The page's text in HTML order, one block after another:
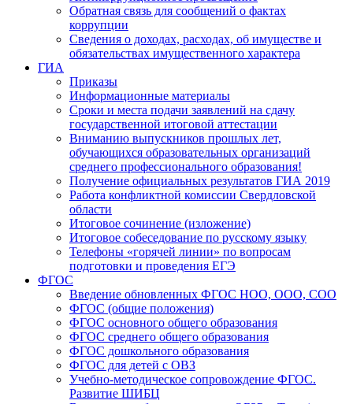
Обратная связь для сообщений о фактах
коррупции
Сведения о доходах, расходах, об имуществе и
обязательствах имущественного характера
ГИА
Приказы
Информационные материалы
Сроки и места подачи заявлений на сдачу
государственной итоговой аттестации
Вниманию выпускников прошлых лет,
обучающихся образовательных организаций
среднего профессионального образования!
Получение официальных результатов ГИА 2019
Работа конфликтной комиссии Свердловской
области
Итоговое сочинение (изложение)
Итоговое собеседование по русскому языку
Телефоны «горячей линии» по вопросам
подготовки и проведения ЕГЭ
ФГОС
Введение обновленных ФГОС НОО, ООО, СОО
ФГОС (общие положения)
ФГОС основного общего образования
ФГОС среднего общего образования
ФГОС дошкольного образования
ФГОС для детей с ОВЗ
Учебно-методическое сопровождение ФГОС.
Развитие ШИБЦ